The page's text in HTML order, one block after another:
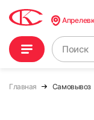
Главная Самовывоз